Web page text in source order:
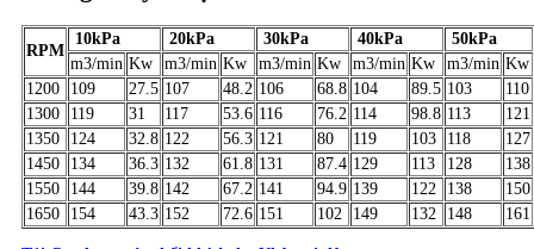
RPM
10kPa 20kPa 30kPa 40kPa
50kPa
m3/min Kw m3/min Kw m3/min Kw m3/min Kw m3/min Kw
1200
109 27.5 107 48.2 106 68.8 104 89.5 103
110
1300
119 31 117 53.6 116 76.2 114 98.8 113
121
1350
124 32.8 122 56.3 121 80 119 103 118
127
1450
134 36.3 132 61.8 131 87.4 129 113 128
138
1550
144 39.8 142 67.2 141 94.9 139 122 138
150
1650
154 43.3 152 72.6 151 102 149 132 148 161